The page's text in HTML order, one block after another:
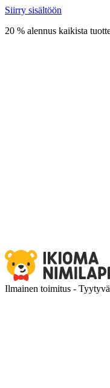
Siirry sisältöön
20 % alennus kaikista
Ilmainen toimitus -